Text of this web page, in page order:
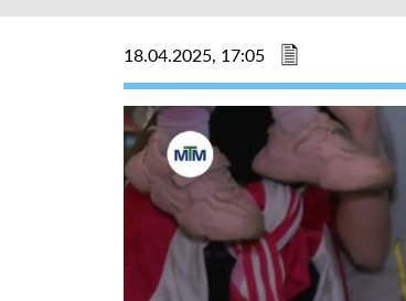
18.04.2025, 17:05